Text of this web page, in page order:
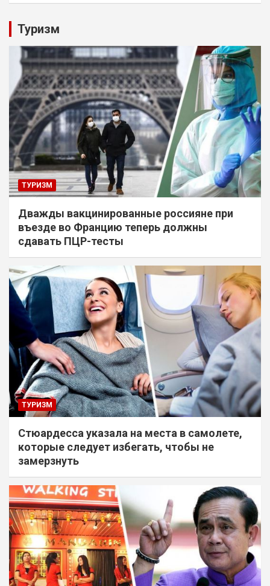
Туризм
ТУРИЗМ
Дважды вакцинированные россияне при
въезде во Францию теперь должны
сдавать ПЦР-тесты
ТУРИЗМ
Стюардесса указала на места в самолете,
которые следует избегать, чтобы не
замерзнуть